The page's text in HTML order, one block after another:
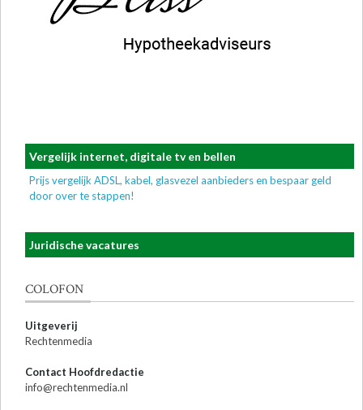
Vergelijk internet, digitale tv en bellen
Prijs vergelijk ADSL, kabel, glasvezel aanbieders en bespaar geld
door over te stappen!
Juridische vacatures
COLOFON
Uitgeverij
Rechtenmedia
Contact Hoofdredactie
info@rechtenmedia.nl